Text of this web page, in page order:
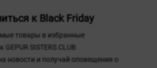
к Black Friday
товары в избранные
SISTERS CLUB
новости и получай оповещения о